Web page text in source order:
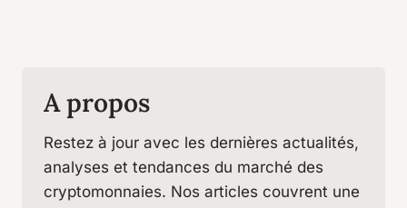
A propos
Restez à jour avec les dernières actualités,
analyses et tendances du marché des
cryptomonnaies. Nos articles couvrent une